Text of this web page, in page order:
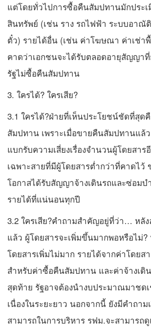
แต่โดยทั่วไปการซื้อคืนสัมปทานมักประ
สินทรัพย์ (เช่น ราง รถไฟฟ้า ระบบอา
ตั๋ว) รายได้อื่น (เช่น ค่าโฆษณา ค่าเช่า
คาดว่าเอกชนจะได้รับตลอดอายุสัญญาที่
รัฐไม่ซื้อคืนสัมปทาน
3. ใครได้? ใครเสีย?
3.1 ใครได้?ฝ่ายที่เห็นประโยชน์ชัดที่สุด
สัมปทาน เพราะเมื่อขายคืนสัมปทานแล้
แบกรับความเสี่ยงเรื่องจำนวนผู้โดยสาร
เฉพาะสายที่มีผู้โดยสารต่ำกว่าที่คาดไว้
โอกาสได้รับสัญญาจ้างเดินรถและซ่อมบ
รายได้ที่แน่นอนทุกปี
3.2 ใครเสีย?คำถามสำคัญอยู่ที่ว่า… หลั
แล้ว ผู้โดยสารจะเพิ่มขึ้นมากพอหรือไม่
โดยสารเพิ่มไม่มาก รายได้จากค่าโดยส
สำหรับค่าซื้อคืนสัมปทาน และค่าจ้างเดิ
สุดท้าย รัฐอาจต้องนำงบประมาณมาชด
เนื่องในระยะยาว นอกจากนี้ ยังมีคำถาม
สามารถในการบริหาร รฟม.จะสามารถ